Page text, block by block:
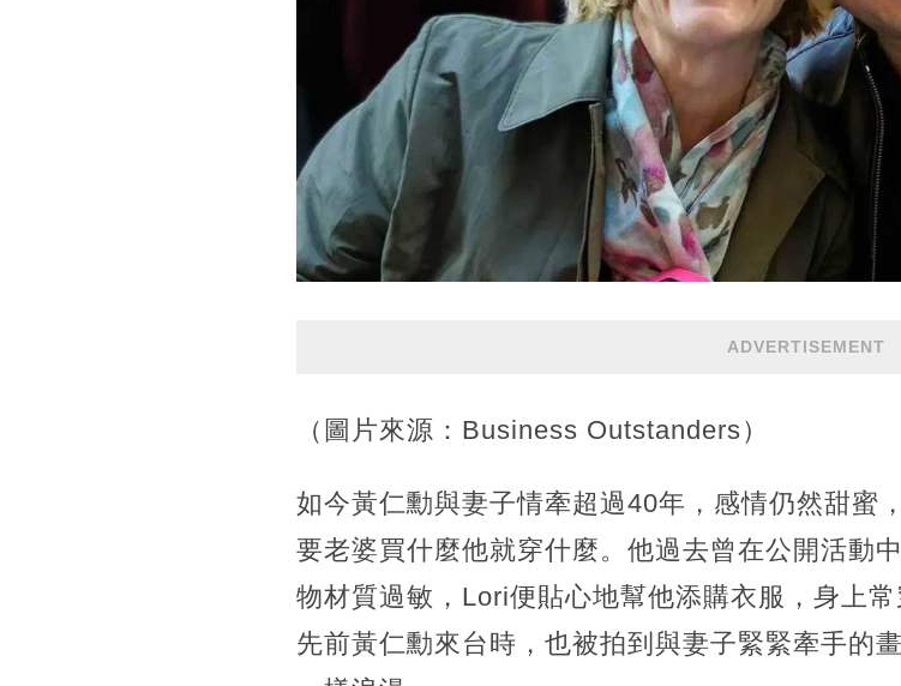
ADVERTISEMENT
（圖片來源：Business Outstanders）
如今黃仁勳與妻子情牽超過40年，感情仍然甜蜜
要老婆買什麼他就穿什麼。他過去曾在公開活動
物材質過敏，Lori便貼心地幫他添購衣服，身上
先前黃仁勳來台時，也被拍到與妻子緊緊牽手的